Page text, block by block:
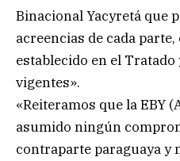
Binacional Yacyretá que
acreencias de cada
establecido en el
vigentes».
«Reiteramos que la EBY
asumido ningún
contraparte paraguaya y